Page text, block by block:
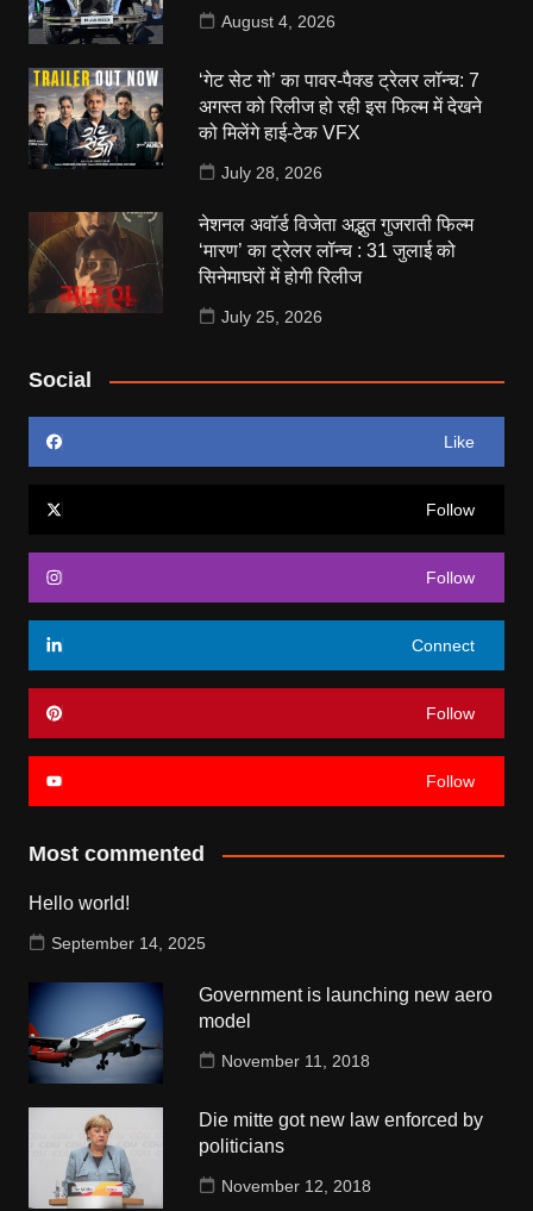
August 4, 2026
‘गेट सेट गो’ का पावर-पैक्ड ट्रेलर लॉन्च: 7
अगस्त को रिलीज हो रही इस फिल्म में देखने
को मिलेंगे हाई-टेक VFX
July 28, 2026
नेशनल अवॉर्ड विजेता अद्भुत गुजराती फिल्म
‘मारण’ का ट्रेलर लॉन्च : 31 जुलाई को
सिनेमाघरों में होगी रिलीज
July 25, 2026
Social
Like
Follow
Follow
Connect
Follow
Follow
Most commented
Hello world!
September 14, 2025
Government is launching new aero
model
November 11, 2018
Die mitte got new law enforced by
politicians
November 12, 2018